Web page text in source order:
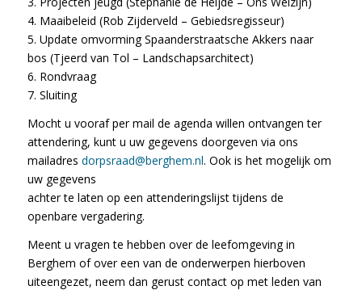
4. Maaibeleid (Rob Zijderveld – Gebiedsregisseur)
5. Update omvorming Spaanderstraatsche Akkers naar
bos (Tjeerd van Tol – Landschapsarchitect)
6. Rondvraag
7. Sluiting
Mocht u vooraf per mail de agenda willen ontvangen ter
attendering, kunt u uw gegevens doorgeven via ons
mailadres dorpsraad@berghem.nl. Ook is het mogelijk om
uw gegevens
achter te laten op een attenderingslijst tijdens de
openbare vergadering.
Meent u vragen te hebben over de leefomgeving in
Berghem of over een van de onderwerpen hierboven
uiteengezet, neem dan gerust contact op met leden van